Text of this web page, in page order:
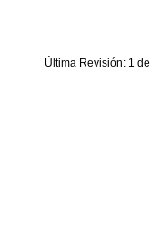
Última Revisión: 1